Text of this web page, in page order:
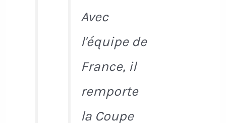
Avec
l'équipe de
France, il
remporte
la Coupe